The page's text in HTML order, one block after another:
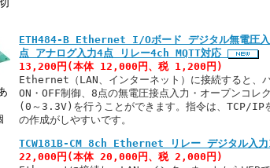
ETH484-B Ethernet I/Oボード デジタル無電圧入
点 アナログ入力4点 リレー4ch MQTT対応
13,200円(本体 12,000円、税 1,200円)
Ethernet（LAN、インターネット）に接続すると、
ON・OFF制御、8点の無電圧接点入力・オープンコレ
(0～3.3V)を行うことができます。指令は、TCP/IP
の作成がしやすいです。
TCW181B-CM 8ch Ethernet リレー デジタル入力
22,000円(本体 20,000円、税 2,000円)